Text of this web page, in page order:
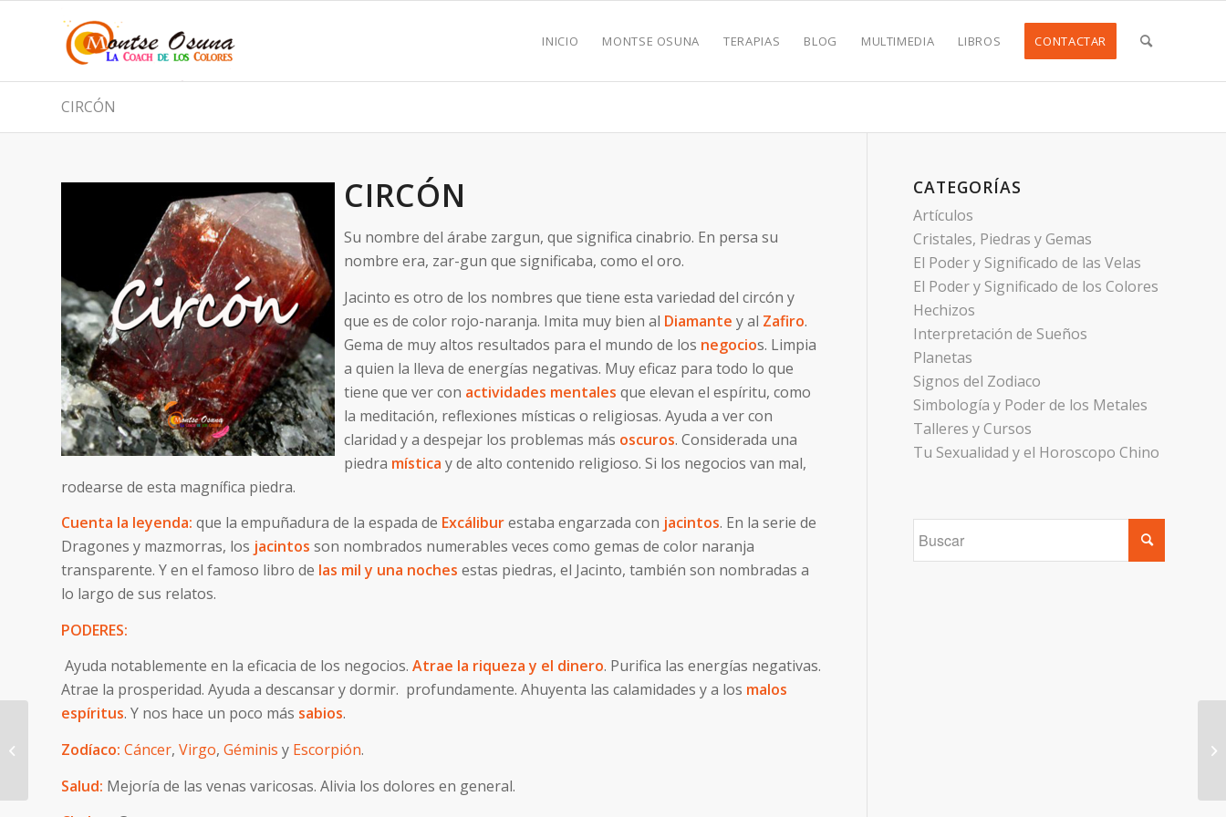
INICIO MONTSE OSUNA TERAPIAS BLOG MULTIMEDIA LIBROS CONTACTAR
CIRCÓN
CIRCÓN
Su nombre del árabe zargun, que significa cinabrio. En persa su
nombre era, zar-gun que significaba, como el oro.
Jacinto es otro de los nombres que tiene esta variedad del circón y
que es de color rojo-naranja. Imita muy bien al Diamante y al Zafiro.
Gema de muy altos resultados para el mundo de los negocios. Limpia
a quien la lleva de energías negativas. Muy eficaz para todo lo que
tiene que ver con actividades mentales que elevan el espíritu, como
la meditación, reflexiones místicas o religiosas. Ayuda a ver con
claridad y a despejar los problemas más oscuros. Considerada una
piedra mística y de alto contenido religioso. Si los negocios van mal,
rodearse de esta magnífica piedra.
Cuenta la leyenda: que la empuñadura de la espada de Excáliburestaba engarzada con jacintos. En la serie de
Dragones y mazmorras, los jacintos son nombrados numerables veces como gemas de color naranja
transparente. Y en el famoso libro de las mil y una noches estas piedras, el Jacinto, también son nombradas a
lo largo de sus relatos.
PODERES:
Ayuda notablemente en la eficacia de los negocios. Atrae la riqueza y el dinero. Purifica las energías negativas.
Atrae la prosperidad. Ayuda a descansar y dormir. profundamente. Ahuyenta las calamidades y a los malos
espíritus. Y nos hace un poco más sabios.
Zodíaco: Cáncer, Virgo, Géminis y Escorpión.
Salud: Mejoría de las venas varicosas. Alivia los dolores en general.
CATEGORÍAS
Artículos
Cristales, Piedras y Gemas
El Poder y Significado de las Velas
El Poder y Significado de los Colores
Hechizos
Interpretación de Sueños
Planetas
Signos del Zodiaco
Simbología y Poder de los Metales
Talleres y Cursos
Tu Sexualidad y el Horoscopo Chino
CITRINO